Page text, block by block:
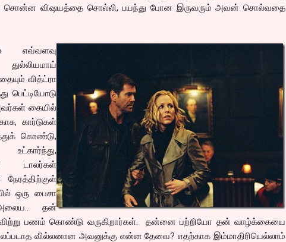
சொன்ன விஷயத்தை சொல்லி, பயந்து போன இருவரும் அவன் சொல்வதை
எவ்வளவு
வித்ட்ரா
பெட்டியோடு
அவர்கள் கையில்
கார்டுகள்
கொண்டு,
டாலர்கள்
ஒரு பைசா
தன்
விற்று பணம் கொண்டு வருகிறார்கள். தன்னை பற்றியோ தன் வாழ்க்கையை
வில்லனான அவனுக்கு என்ன தேவை? எதற்காக இம்மாதிரியெல்லாம்